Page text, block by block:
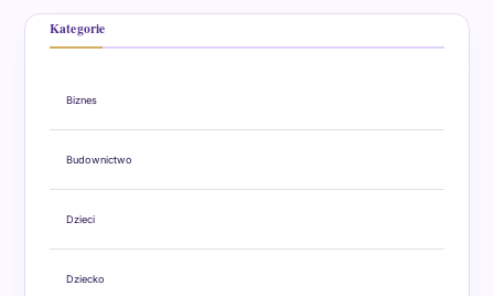
Kategorie
Biznes
Budownictwo
Dzieci
Dziecko